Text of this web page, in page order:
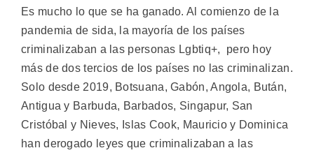
Es mucho lo que se ha ganado. Al comienzo de la
pandemia de sida, la mayoría de los países
criminalizaban a las personas Lgbtiq+, pero hoy
más de dos tercios de los países no las criminalizan.
Solo desde 2019, Botsuana, Gabón, Angola, Bután,
Antigua y Barbuda, Barbados, Singapur, San
Cristóbal y Nieves, Islas Cook, Mauricio y Dominica
han derogado leyes que criminalizaban a las